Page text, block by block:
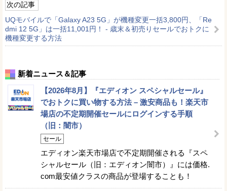
次の記事
UQモバイルで「Galaxy A23 5G」が機種変更一括3,800円、「Re
dmi 12 5G」は一括11,001円！ - 歳末＆初売りセールでおトクに
機種変更する方法
新着ニュース＆記事
【2026年8月】『エディオン スペシャルセール』
でおトクに買い物する方法 – 激安商品も！楽天市
場店の不定期開催セールにログインする手順
（旧：闇市）
セール
エディオン楽天市場店で不定期開催される『スペ
シャルセール（旧：エディオン闇市）』には価格.
com最安値クラスの商品が登場することも！